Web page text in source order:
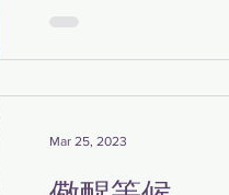
Mar 25, 2023